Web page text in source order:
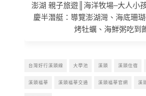
澎湖 親子旅遊║海洋牧場–大人小
慶半潛艇：導覽澎湖灣、海底珊
烤牡蠣、海鮮粥吃到
台灣好行溪頭線 大學池 溪頭 溪頭住宿
溪頭福華 溪頭福華交通 溪頭福華官網 溪